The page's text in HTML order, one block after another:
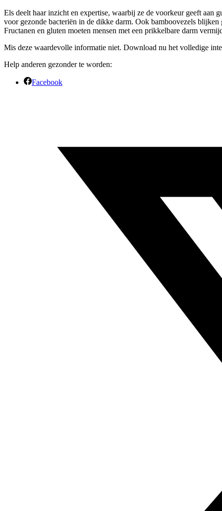
Els deelt haar inzicht en expertise, waarbij ze de voorkeur geeft aan
voor gezonde bacteriën in de dikke darm. Ook bamboovezels
Fructanen en gluten moeten mensen met een prikkelbare darm
Mis deze waardevolle informatie niet. Download nu het volledige
Help anderen gezonder te worden:
Facebook